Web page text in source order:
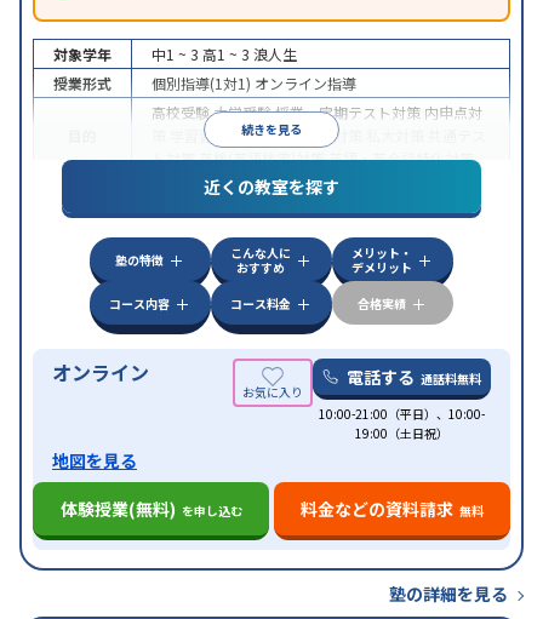
続きを見る
対象学年 中1 ~ 3 高1 ~ 3 浪人生
授業形式
個別指導(1対1) オンライン指導
高校受験大学受験授業・定期テスト対策 内申点対
学習習慣の定着国公立大対策
ト対策英検(英語検定)対策英語・英会話特化対策
特徴
中高一貫校生に対応授業の振替可能
学習にPC・タブレットを利用オンライン対応1
科目から受講可能
近くの教室を探す
塾の特徴
こんな人に
おすすめ
メリット・
デメリット
コース内容
コース料金 合格実績
オンライン 電話する 通話料無料
10:00-21:00（平日）、10:00-
19:00（土日祝）
地図を見る
体験授業(無料) を申し込む 料金などの資料請求 無料
塾の詳細を見る